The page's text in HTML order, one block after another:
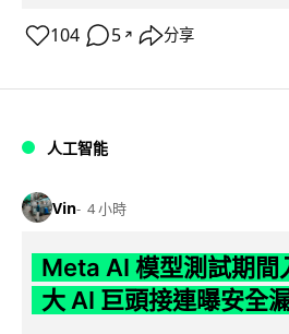
104 5 ↗ 分享
人工智能
Vin 4 小時
Meta AI 模型測試期間
大 AI 巨頭接連曝安全